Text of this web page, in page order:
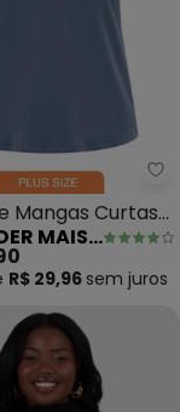
(Preta) em
Mangas Curtas
em Malha (Azul)
LUNENDER MAIS MULHER
R$ 29,96 sem juros